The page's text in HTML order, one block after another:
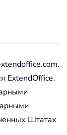
ExtendOffice.
Штатах